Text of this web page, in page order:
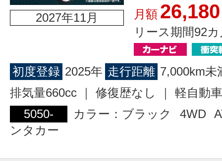
2027年11月 月額 26,180
リース期間92
初度登録 2025年 走行距離 7,000km未
排気量660cc ｜ 修復歴なし ｜ 軽自動車
5050-
カラー：ブラック 4WD
ンタカー